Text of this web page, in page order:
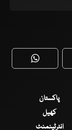
WhatsApp
پاکستان
کھیل
انٹرٹینمنٹ